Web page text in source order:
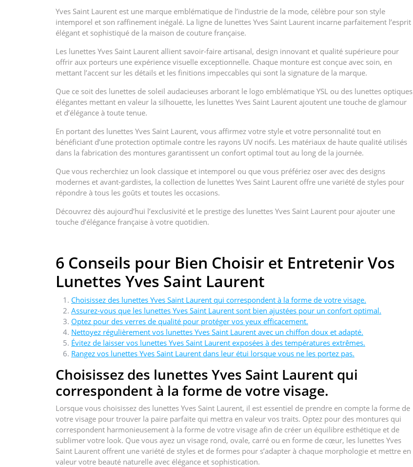
Yves Saint Laurent est une marque emblématique de l’industrie de la mode, célèbre pour son style
intemporel et son raffinement inégalé. La ligne de lunettes Yves Saint Laurent incarne parfaitement l’esprit
élégant et sophistiqué de la maison de couture française.
Les lunettes Yves Saint Laurent allient savoir-faire artisanal, design innovant et qualité supérieure pour
offrir aux porteurs une expérience visuelle exceptionnelle. Chaque monture est conçue avec soin, en
mettant l’accent sur les détails et les finitions impeccables qui sont la signature de la marque.
Que ce soit des lunettes de soleil audacieuses arborant le logo emblématique YSL ou des lunettes optiques
élégantes mettant en valeur la silhouette, les lunettes Yves Saint Laurent ajoutent une touche de glamour
et d’élégance à toute tenue.
En portant des lunettes Yves Saint Laurent, vous affirmez votre style et votre personnalité tout en
bénéficiant d’une protection optimale contre les rayons UV nocifs. Les matériaux de haute qualité utilisés
dans la fabrication des montures garantissent un confort optimal tout au long de la journée.
Que vous recherchiez un look classique et intemporel ou que vous préfériez oser avec des designs
modernes et avant-gardistes, la collection de lunettes Yves Saint Laurent offre une variété de styles pour
répondre à tous les goûts et toutes les occasions.
Découvrez dès aujourd’hui l’exclusivité et le prestige des lunettes Yves Saint Laurent pour ajouter une
touche d’élégance française à votre quotidien.
6 Conseils pour Bien Choisir et Entretenir Vos
Lunettes Yves Saint Laurent
Choisissez des lunettes Yves Saint Laurent qui correspondent à la forme de votre visage.
Assurez-vous que les lunettes Yves Saint Laurent sont bien ajustées pour un confort optimal.
Optez pour des verres de qualité pour protéger vos yeux efficacement.
Nettoyez régulièrement vos lunettes Yves Saint Laurent avec un chiffon doux et adapté.
Évitez de laisser vos lunettes Yves Saint Laurent exposées à des températures extrêmes.
Rangez vos lunettes Yves Saint Laurent dans leur étui lorsque vous ne les portez pas.
Choisissez des lunettes Yves Saint Laurent qui
correspondent à la forme de votre visage.
Lorsque vous choisissez des lunettes Yves Saint Laurent, il est essentiel de prendre en compte la forme de
votre visage pour trouver la paire parfaite qui mettra en valeur vos traits. Optez pour des montures qui
correspondent harmonieusement à la forme de votre visage afin de créer un équilibre esthétique et de
sublimer votre look. Que vous ayez un visage rond, ovale, carré ou en forme de cœur, les lunettes Yves
Saint Laurent offrent une variété de styles et de formes pour s’adapter à chaque morphologie et mettre en
valeur votre beauté naturelle avec élégance et sophistication.